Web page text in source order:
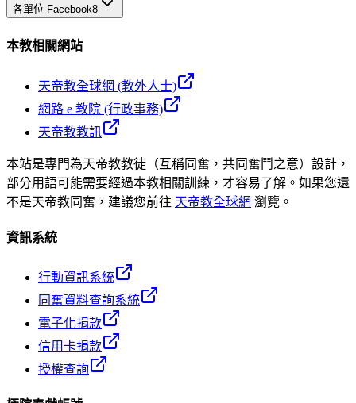
各單位 Facebook8
本教相關網站
天帝教全球網 (教外人士)
網路 e 教院 (行政事務)
天帝教教訊
本站是專門為天帝教教徒（互稱同奮，共同奮鬥之意）設計，
部分用語可能需要經過本教相關訓練，才容易了解。如果您還
不是天帝教同奮，建議您前往 天帝教全球網 瀏覽。
資訊系統
行動資訊系統
同奮資料查詢系統
電子化捐款
信用卡捐款
授權查詢